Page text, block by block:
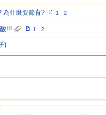
為什麼要節育? 1 2
!!! 1 2
)